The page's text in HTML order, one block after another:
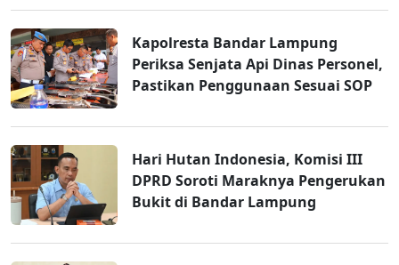
Kapolresta Bandar Lampung
Periksa Senjata Api Dinas Personel,
Pastikan Penggunaan Sesuai SOP
Hari Hutan Indonesia, Komisi III
DPRD Soroti Maraknya Pengerukan
Bukit di Bandar Lampung